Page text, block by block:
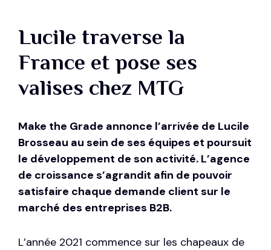
Lucile traverse la
France et pose ses
valises chez MTG
Make the Grade annonce l’arrivée de Lucile
Brosseau au sein de ses équipes et poursuit
le développement de son activité. L’agence
de croissance s’agrandit afin de pouvoir
satisfaire chaque demande client sur le
marché des entreprises B2B.
L’année 2021 commence sur les chapeaux de